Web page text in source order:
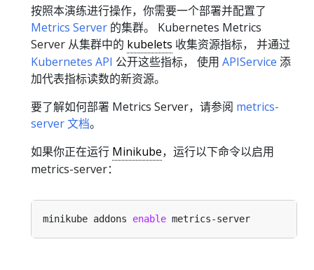
按照本演练进行操作，你需要一个部署并配置了
Metrics Server 的集群。 Kubernetes Metrics
Server 从集群中的 kubelets 收集资源指标， 并通过
Kubernetes API 公开这些指标， 使用 APIService 添
加代表指标读数的新资源。
要了解如何部署 Metrics Server，请参阅 metrics-
server 文档。
如果你正在运行 Minikube，运行以下命令以启用
metrics-server：
minikube addons enable